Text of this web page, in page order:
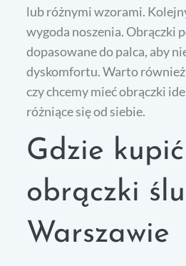
lub różnymi wzorami.
wygoda noszenia. Obrączki
dopasowane do palca, aby
dyskomfortu. Warto
czy chcemy mieć obrączki
różniące się od siebie.
Gdzie kupić
obrączki
Warszawie